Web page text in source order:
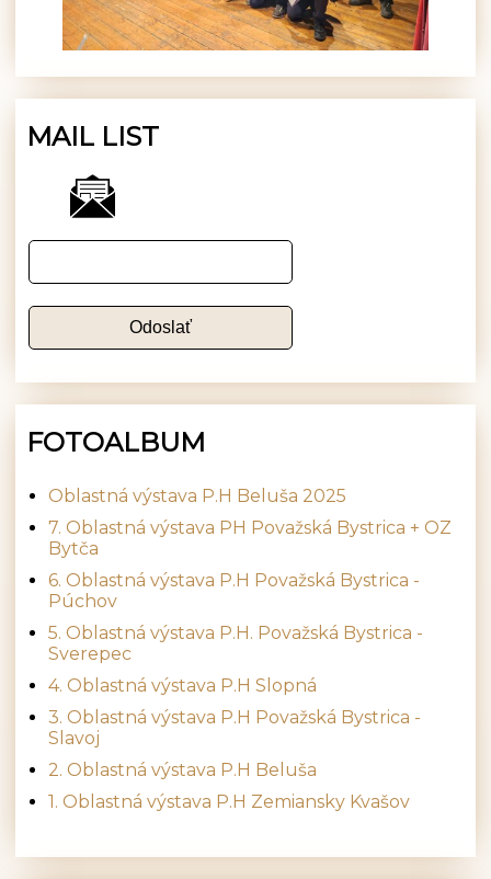
MAIL LIST
FOTOALBUM
Oblastná výstava P.H Beluša 2025
7. Oblastná výstava PH Považská Bystrica + OZ
Bytča
6. Oblastná výstava P.H Považská Bystrica -
Púchov
5. Oblastná výstava P.H. Považská Bystrica -
Sverepec
4. Oblastná výstava P.H Slopná
3. Oblastná výstava P.H Považská Bystrica -
Slavoj
2. Oblastná výstava P.H Beluša
1. Oblastná výstava P.H Zemiansky Kvašov